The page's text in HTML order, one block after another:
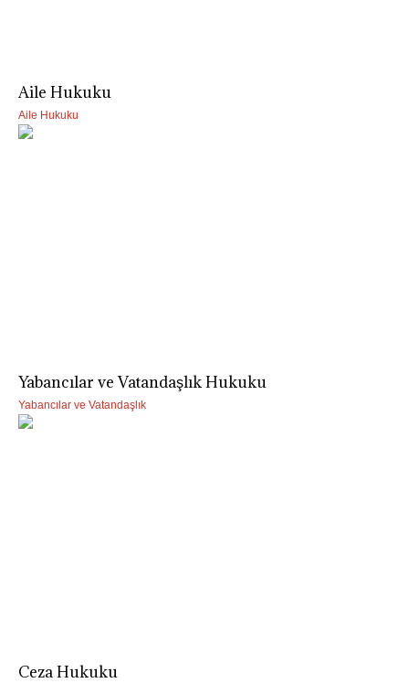
Aile Hukuku
Aile Hukuku
Yabancılar ve Vatandaşlık Hukuku
Yabancılar ve Vatandaşlık
Ceza Hukuku